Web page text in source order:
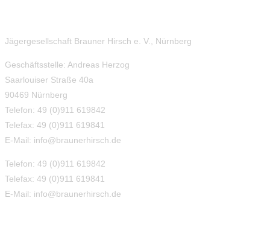
Jägergesellschaft Brauner Hirsch e. V., Nürnberg
Geschäftsstelle: Andreas Herzog
Saarlouiser Straße 40a
90469 Nürnberg
Telefon: 49 (0)911 619842
Telefax: 49 (0)911 619841
E-Mail: info@braunerhirsch.de
Telefon: 49 (0)911 619842
Telefax: 49 (0)911 619841
E-Mail: info@braunerhirsch.de